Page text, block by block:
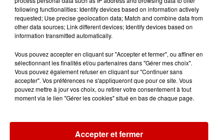
votre séjour en famille au cœur
de la...
Destination Vacances : inscrivez-
vous !
following functionalities: Identify devices based on information actively
requested; Use precise geolocation data; Match and combine data from
other data sources; Link different devices; Identify devices based on
information transmitted automatically.
Vous pouvez accepter en cliquant sur "Accepter et fermer", ou affiner en
sélectionnant les finalités et/ou partenaires dans "Gérer mes choix".
Vous pouvez également refuser en cliquant sur "Continuer sans
accepter". Vos préférences ne s'appliqueront que pour ce site. Vous
pouvez mettre à jour vos choix, ou retirer votre consentement à tout
moment via le lien "Gérer les cookies" situé en bas de chaque page.
Accepter et fermer